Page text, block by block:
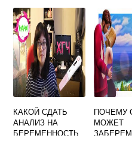
КАКОЙ СДАТЬ
АНАЛИЗ НА
БЕРЕМЕННОСТЬ
ПОЧЕМУ
МОЖЕТ